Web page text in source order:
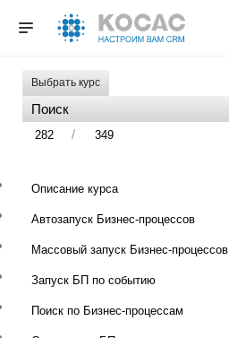
Выбрать курс
282 / 349
Описание курса
Автозапуск Бизнес-процессов
Массовый запуск Бизнес-процессов
Запуск БП по событию
Поиск по Бизнес-процессам